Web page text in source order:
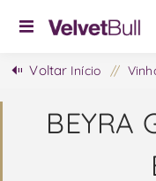
Voltar Início /
BEYRA